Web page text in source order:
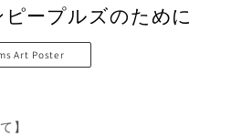
ープルズのために
Art Poster
】